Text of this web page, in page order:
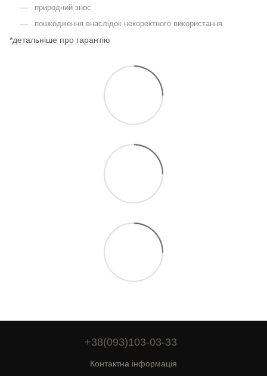
природний знос
пошкодження внаслідок некоректного використання
*детальніше про гарантію
+38(093)103-03-33
Контактна інформація